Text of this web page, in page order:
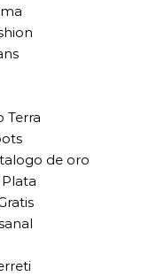
Terra
de oro